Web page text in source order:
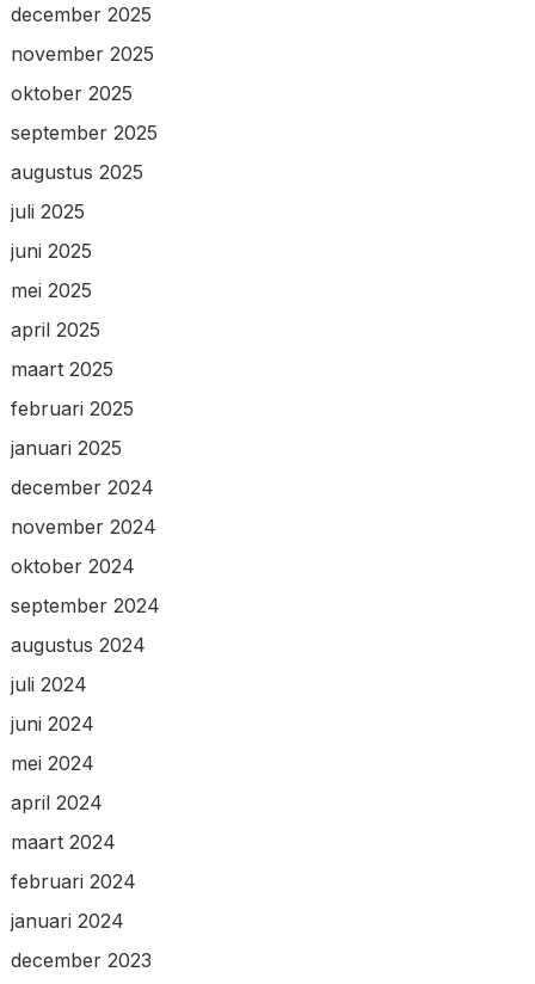
december 2025
november 2025
oktober 2025
september 2025
augustus 2025
juli 2025
juni 2025
mei 2025
april 2025
maart 2025
februari 2025
januari 2025
december 2024
november 2024
oktober 2024
september 2024
augustus 2024
juli 2024
juni 2024
mei 2024
april 2024
maart 2024
februari 2024
januari 2024
december 2023